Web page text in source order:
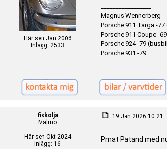
Här sen Jan 2006
Inlägg: 2533
Magnus Wennerberg
Porsche 911 Targa -
Porsche 911 Coupe -
Porsche 924 -79
Porsche 931 -79
fiskolja
Malmö
Här sen Okt 2024
Inlägg: 16
19 Jan 2026 10:21
Pmat Patand med